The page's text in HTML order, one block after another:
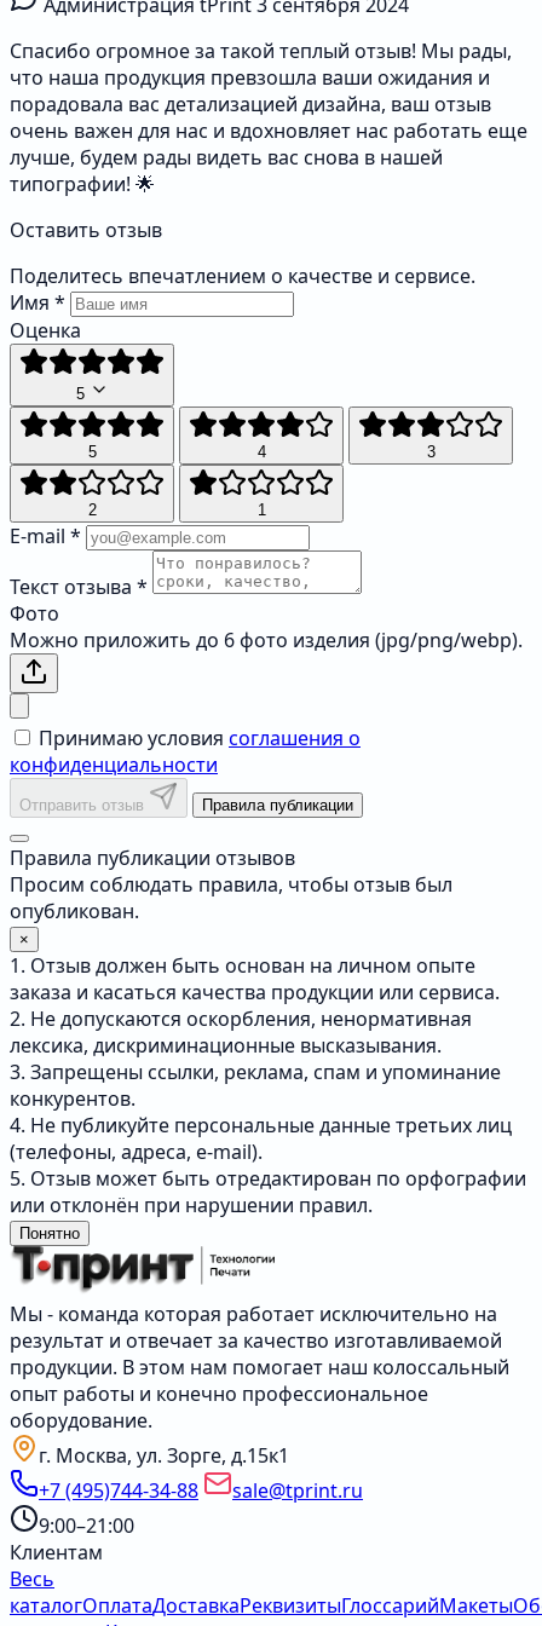
Спасибо огромное за такой теплый отзыв! Мы рады,
что наша продукция превзошла ваши ожидания и
порадовала вас детализацией дизайна, ваш отзыв
очень важен для нас и вдохновляет нас работать еще
лучше, будем рады видеть вас снова в нашей
типографии! 🌟
Оставить отзыв
Поделитесь впечатлением о качестве и сервисе.
Имя *
Оценка
5
5 4 3
2 1
E-mail *
Текст отзыва *
Фото
Можно приложить до 6 фото изделия (jpg/png/webp).
Принимаю условия соглашения о
конфиденциальности
Отправить отзыв Правила публикации
Правила публикации отзывов
Просим соблюдать правила, чтобы отзыв был
опубликован.
×
1. Отзыв должен быть основан на личном опыте
заказа и касаться качества продукции или сервиса.
2. Не допускаются оскорбления, ненормативная
лексика, дискриминационные высказывания.
3. Запрещены ссылки, реклама, спам и упоминание
конкурентов.
4. Не публикуйте персональные данные третьих лиц
(телефоны, адреса, e-mail).
5. Отзыв может быть отредактирован по орфографии
или отклонён при нарушении правил.
Понятно
Мы - команда которая работает исключительно на
результат и отвечает за качество изготавливаемой
продукции. В этом нам помогает наш колоссальный
опыт работы и конечно профессиональное
оборудование.
г. Москва, ул. Зорге, д.15к1
+7 (495)744-34-88
sale@tprint.ru
9:00–21:00
Клиентам
Весь
каталогОплатаДоставкаРеквизитыГлоссарийМакеты